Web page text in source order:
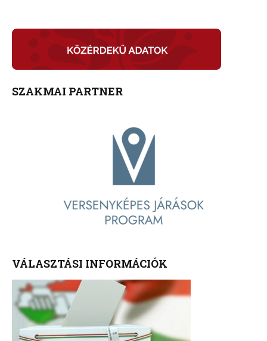
SZAKMAI PARTNER
VÁLASZTÁSI INFORMÁCIÓK